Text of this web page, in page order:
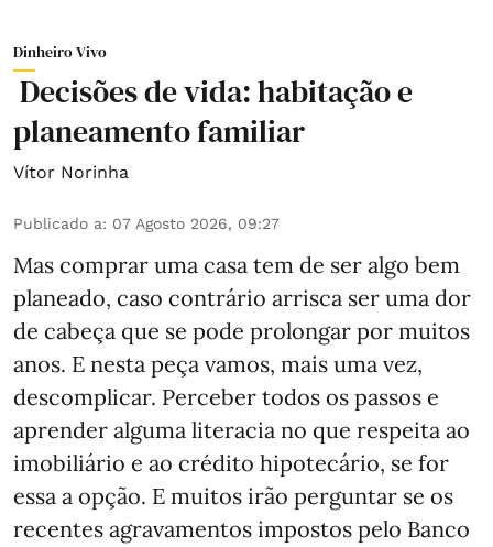
Dinheiro Vivo
Decisões de vida: habitação e
planeamento familiar
Vítor Norinha
Publicado a: 07 Agosto 2026, 09:27
Mas comprar uma casa tem de ser algo bem
planeado, caso contrário arrisca ser uma dor
de cabeça que se pode prolongar por muitos
anos. E nesta peça vamos, mais uma vez,
descomplicar. Perceber todos os passos e
aprender alguma literacia no que respeita ao
imobiliário e ao crédito hipotecário, se for
essa a opção. E muitos irão perguntar se os
recentes agravamentos impostos pelo Banco